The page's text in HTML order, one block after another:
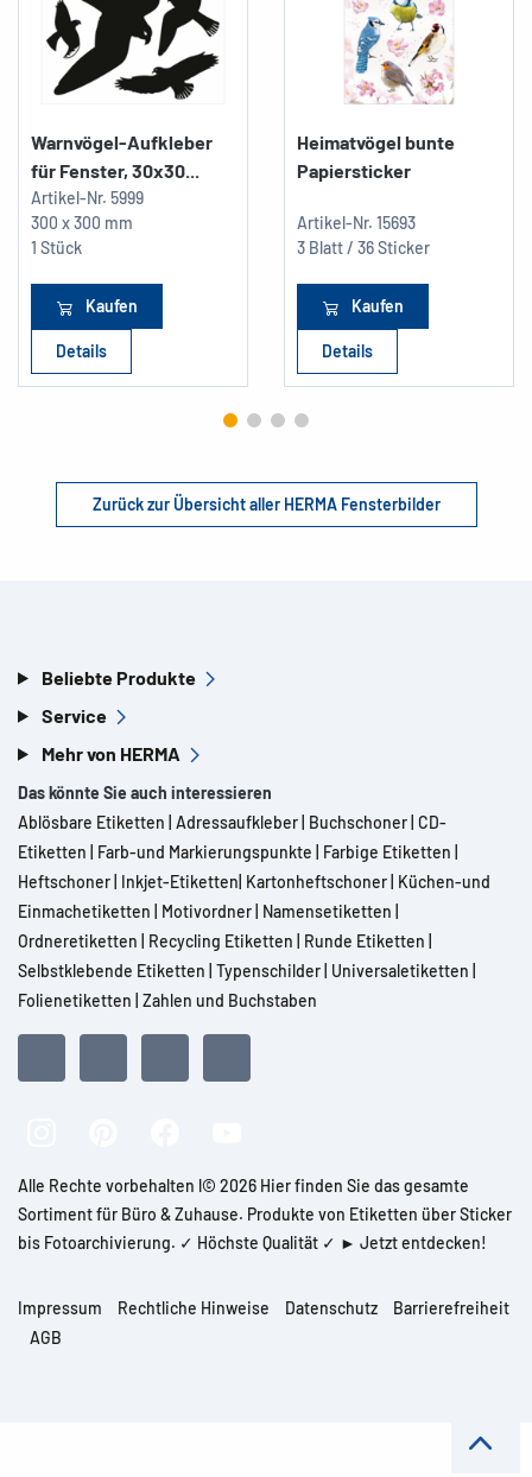
Warnvögel-Aufkleber
für Fenster, 30x30...
Artikel-Nr. 5999
300 x 300 mm
1 Stück
Kaufen
Details
Heimatvögel bunte
Papiersticker
Artikel-Nr. 15693
3 Blatt / 36 Sticker
Kaufen
Details
Zurück zur Übersicht aller HERMA Fensterbilder
Beliebte Produkte
Service
Mehr von HERMA
Das könnte Sie auch interessieren
Ablösbare Etiketten Adressaufkleber Buchschoner CD-
Etiketten
Farb-und Markierungspunkte Farbige Etiketten
Heftschoner Inkjet-Etiketten Kartonheftschoner Küchen-und
Einmachetiketten
Motivordner Namensetiketten
Ordneretiketten
Recycling Etiketten Runde Etiketten
Selbstklebende Etiketten Typenschilder Universaletiketten
Folienetiketten Zahlen und Buchstaben
Alle Rechte vorbehalten l© 2026 Hier finden Sie das gesamte
Sortiment für Büro & Zuhause. Produkte von Etiketten über Sticker
bis Fotoarchivierung. ✓ Höchste Qualität ✓ ► Jetzt entdecken!
Impressum Rechtliche Hinweise Datenschutz
Barrierefreiheit
AGB